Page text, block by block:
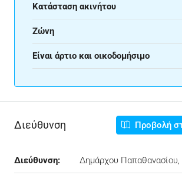
Κατάσταση ακινήτου
Ζώνη
Είναι άρτιο και οικοδομήσιμο
Διεύθυνση Προβολή
Διεύθυνση: Δημάρχου